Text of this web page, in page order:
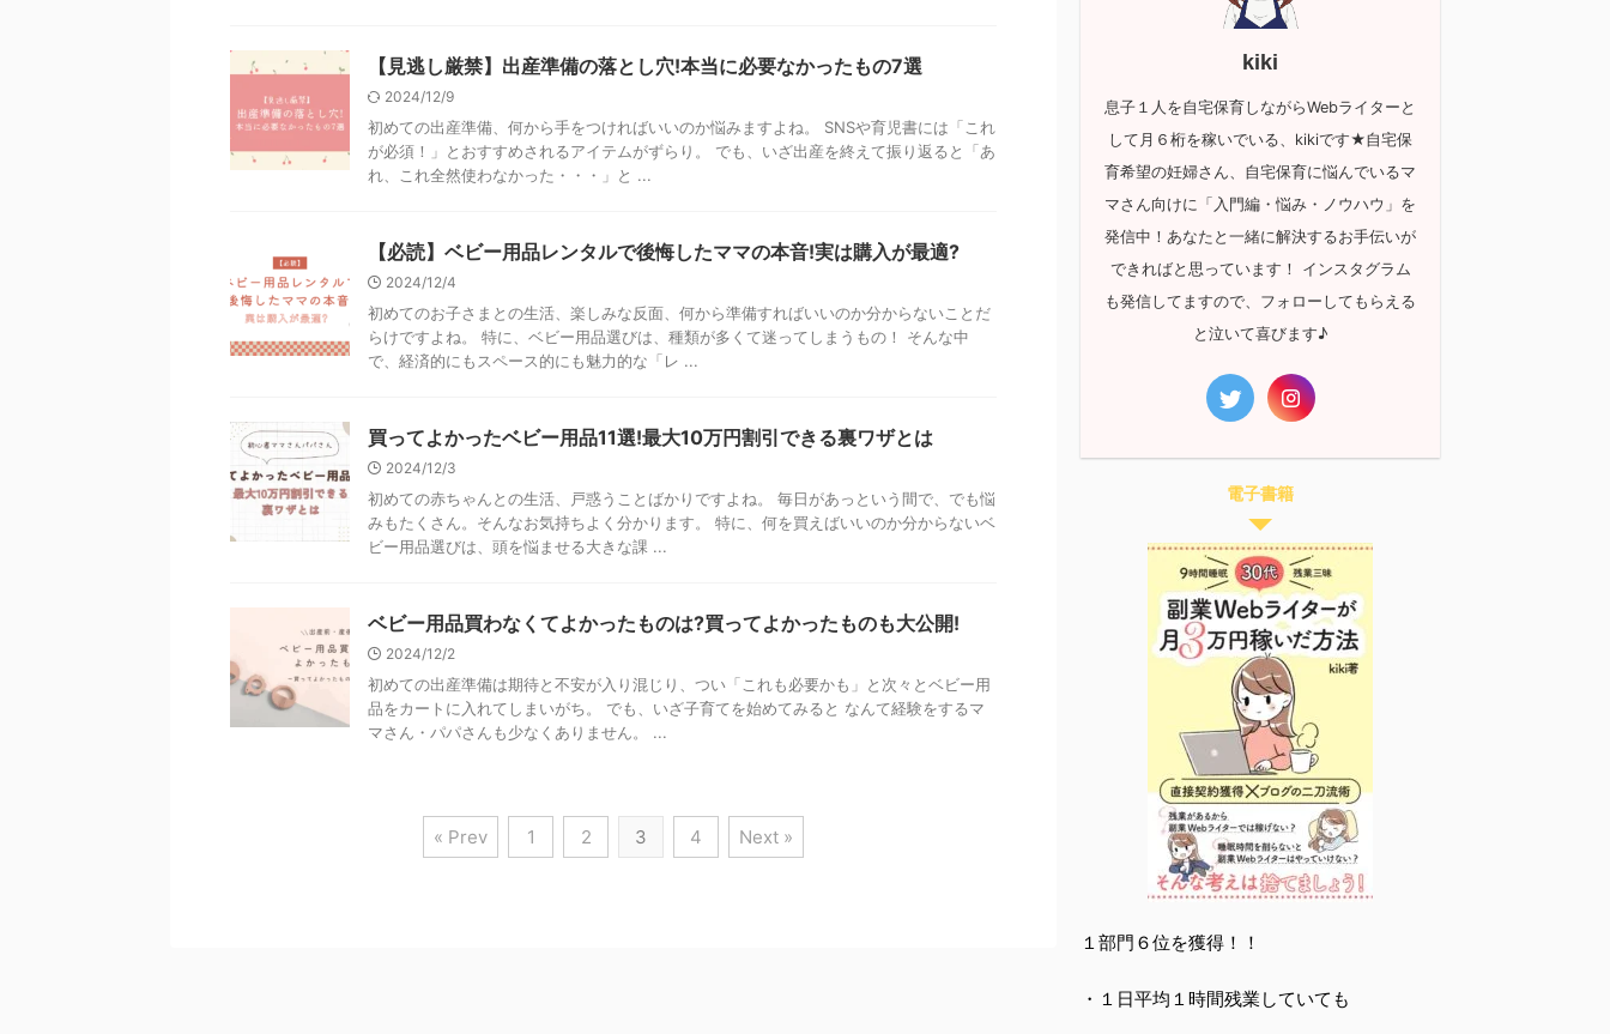
【見逃し厳禁】出産準備の落とし穴!本当に必要なかったもの7選
2024/12/9
初めての出産準備、何から手をつければいいのか悩みますよね。 SNSや育児書には「これ
が必須！」とおすすめされるアイテムがずらり。 でも、いざ出産を終えて振り返ると「あ
れ、これ全然使わなかった・・・」と ...
【必読】ベビー用品レンタルで後悔したママの本音!実は購入が最適?
2024/12/4
初めてのお子さまとの生活、楽しみな反面、何から準備すればいいのか分からないことだ
らけですよね。 特に、ベビー用品選びは、種類が多くて迷ってしまうもの！ そんな中
で、経済的にもスペース的にも魅力的な「レ ...
買ってよかったベビー用品11選!最大10万円割引できる裏ワザとは
2024/12/3
初めての赤ちゃんとの生活、戸惑うことばかりですよね。 毎日があっという間で、でも悩
みもたくさん。そんなお気持ちよく分かります。 特に、何を買えばいいのか分からないベ
ビー用品選びは、頭を悩ませる大きな課 ...
ベビー用品買わなくてよかったものは?買ってよかったものも大公開!
2024/12/2
初めての出産準備は期待と不安が入り混じり、つい「これも必要かも」と次々とベビー用
品をカートに入れてしまいがち。 でも、いざ子育てを始めてみると なんて経験をするマ
マさん・パパさんも少なくありません。 ...
« Prev 1 2 3 4 Next »
kiki
息子１人を自宅保育しながらWebライターと
して月６桁を稼いでいる、kikiです★自宅保
育希望の妊婦さん、自宅保育に悩んでいるマ
マさん向けに「入門編・悩み・ノウハウ」を
発信中！あなたと一緒に解決するお手伝いが
できればと思っています！ インスタグラム
も発信してますので、フォローしてもらえる
と泣いて喜びます♪
電子書籍
１部門６位を獲得！！
・１日平均１時間残業していても